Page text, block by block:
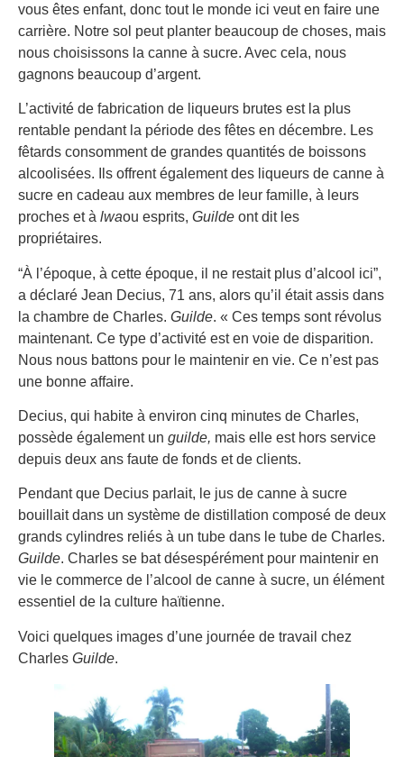
vous êtes enfant, donc tout le monde ici veut en faire une
carrière. Notre sol peut planter beaucoup de choses, mais
nous choisissons la canne à sucre. Avec cela, nous
gagnons beaucoup d’argent.
L’activité de fabrication de liqueurs brutes est la plus
rentable pendant la période des fêtes en décembre. Les
fêtards consomment de grandes quantités de boissons
alcoolisées. Ils offrent également des liqueurs de canne à
sucre en cadeau aux membres de leur famille, à leurs
proches et à lwaou esprits, Guilde ont dit les
propriétaires.
“À l’époque, à cette époque, il ne restait plus d’alcool ici”,
a déclaré Jean Decius, 71 ans, alors qu’il était assis dans
la chambre de Charles. Guilde. « Ces temps sont révolus
maintenant. Ce type d’activité est en voie de disparition.
Nous nous battons pour le maintenir en vie. Ce n’est pas
une bonne affaire.
Decius, qui habite à environ cinq minutes de Charles,
possède également un guilde, mais elle est hors service
depuis deux ans faute de fonds et de clients.
Pendant que Decius parlait, le jus de canne à sucre
bouillait dans un système de distillation composé de deux
grands cylindres reliés à un tube dans le tube de Charles.
Guilde. Charles se bat désespérément pour maintenir en
vie le commerce de l’alcool de canne à sucre, un élément
essentiel de la culture haïtienne.
Voici quelques images d’une journée de travail chez
Charles Guilde.